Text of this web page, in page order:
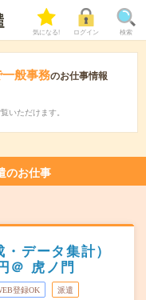
気になる! ログイン 検索
般事務のお仕事情報
いただけます。
のお仕事
データ集計）
＠ 虎ノ門
登録OK 派遣